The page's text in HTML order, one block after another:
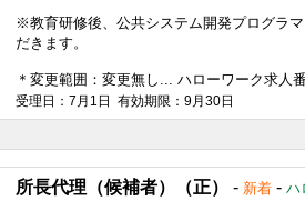
※教育研修後、公共システム開発プログラ
だきます。
＊変更範囲：変更無し... ハローワーク求人
受理日：7月1日 有効期限：9月30日
所長代理（候補者）（正） - 新着 - ハ